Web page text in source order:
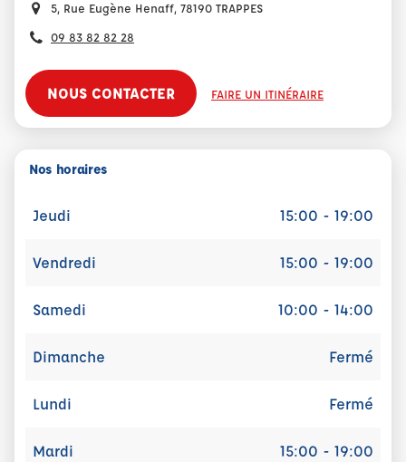
5, Rue Eugène Henaff, 78190 TRAPPES
09 83 82 82 28
NOUS CONTACTER FAIRE UN ITINÉRAIRE
Nos horaires
Jeudi 15:00 - 19:00
Vendredi 15:00 - 19:00
Samedi 10:00 - 14:00
Dimanche Fermé
Lundi Fermé
Mardi 15:00 - 19:00